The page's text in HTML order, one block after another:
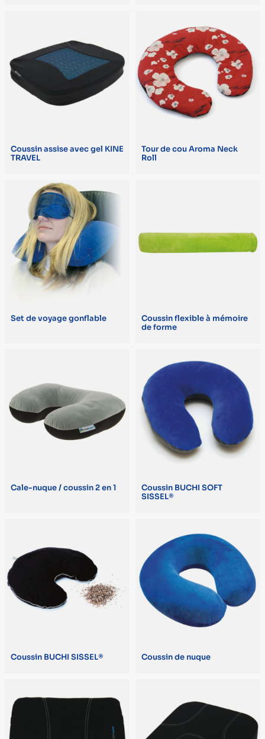
L. 35 x l. 26 x H. 8 cm (1)
L. 36,5 x l. 33 x H. 8 cm (1)
L. 37 x l. 29 x H. 10 cm (1)
L. 45 x l. 35 x H. 7 cm (1)
NC (3)
0.85 kg (1)
1,12 kg (1)
300 g (1)
500 g (1)
Bleu (1)
Gris (1)
Vert (1)
SISSEL FRANCE PERFORMANCE HEALTH (3)
AIDAPT (2)
COMED (1)
Coussin assise avec gel KINE
TRAVEL
Tour de cou Aroma Neck
Roll
Set de voyage gonflable
Coussin flexible à mémoire
de forme
Cale-nuque / coussin 2 en 1
Coussin BUCHI SOFT
SISSEL®
Coussin BUCHI SISSEL® Coussin de nuque